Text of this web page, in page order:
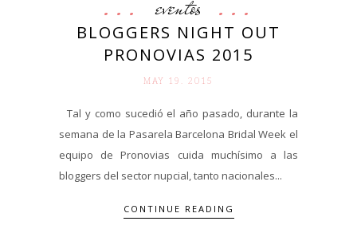
eventos
BLOGGERS NIGHT OUT
PRONOVIAS 2015
MAY 19. 2015
Tal y como sucedió el año pasado, durante la
semana de la Pasarela Barcelona Bridal Week el
equipo de Pronovias cuida muchísimo a las
bloggers del sector nupcial, tanto nacionales...
CONTINUE READING